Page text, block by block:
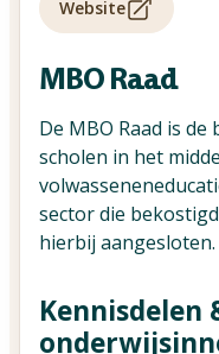
Website
MBO Raad
De MBO Raad is
scholen in het
sector die
hierbij aangesloten.